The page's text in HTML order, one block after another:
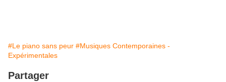
#Le piano sans peur #Musiques Contemporaines -
Expérimentales
Partager